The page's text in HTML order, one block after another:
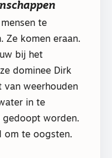
te
Ze komen eraan.
bij het
dominee Dirk
van weerhouden
in te
gedoopt worden.
om te oogsten.